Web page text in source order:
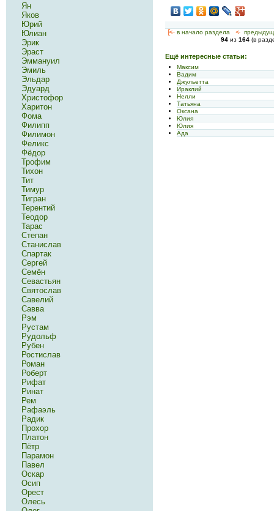
[<— в начало раздела <-
94 из 164 (в
Ещё интересные статьи:
Максим
Вадим
Джульетта
Ираклий
Нелли
Татьяна
Оксана
Юлия
Юлия
Ада
Ян
Яков
Юрий
Юлиан
Эрик
Эраст
Эммануил
Эмиль
Эльдар
Эдуард
Христофор
Харитон
Фома
Филипп
Филимон
Феликс
Фёдор
Трофим
Тихон
Тит
Тимур
Тигран
Терентий
Теодор
Тарас
Степан
Станислав
Спартак
Сергей
Семён
Севастьян
Святослав
Савелий
Савва
Рэм
Рустам
Рудольф
Рубен
Ростислав
Роман
Роберт
Рифат
Ринат
Рем
Рафаэль
Радик
Прохор
Платон
Пётр
Парамон
Павел
Оскар
Осип
Орест
Олесь